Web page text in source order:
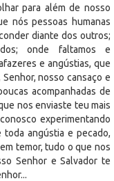
para além de nosso
nós pessoas humanas
diante dos outros;
onde faltamos e
e angústias, que
nosso cansaço e
acompanhadas de
nos enviaste teu mais
experimentando
angústia e pecado,
temor, tudo o que nos
Senhor e Salvador te